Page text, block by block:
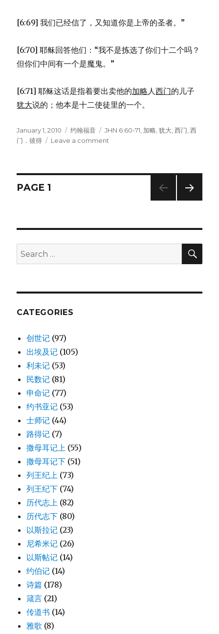
[6:69] 我们已经信了，又知道你是上帝的圣者。”
[6:70] 耶稣回答他们：“我不是拣选了你们十二个吗？
但你们中间有一个是魔鬼。”
[6:71] 耶稣这话是指着要出卖他的加略人西门的儿子
犹大说的；他本是十二使徒里的一个。
Posted
on
January 1, 2010 Categories
约翰福音 Tags
JHN 6:60-71 加略 ,犹大 ,西门 ,西
门．彼得
Leave a comment
Posts
PAGE 1
Search
for:
CATEGORIES
创世记 (97)
出埃及记 (105)
利未记 (53)
民数记 (81)
申命记 (77)
约书亚记 (53)
士师记 (44)
路得记 (7)
撒母耳记上 (55)
撒母耳记下 (51)
列王纪上 (73)
列王纪下 (74)
历代志上 (82)
历代志下 (80)
以斯拉记 (23)
尼希米记 (26)
以斯帖记 (14)
约伯记 (14)
诗篇 (178)
箴言 (21)
传道书 (14)
雅歌 (8)